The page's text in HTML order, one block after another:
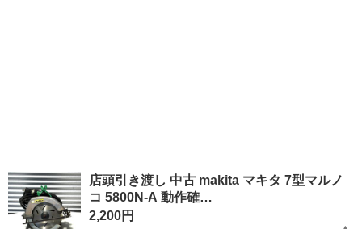
店頭引き渡し 中古 makita マキタ 7型マルノ
コ 5800N-A 動作確…
2,200円